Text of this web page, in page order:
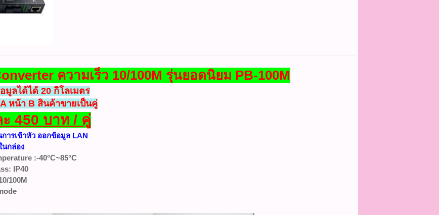
ความเร็ว 10/100M รุ่นยอดนิยม PB-100M
มูลได้ได้ 20 กิโลเมตร
หน้า B สินค้าขายเป็นคู่
450 บาท / คู่
ารเข้าหัว ออกข้อมูล LAN
นกล่อง
:-40°C~85°C
IP40
100M